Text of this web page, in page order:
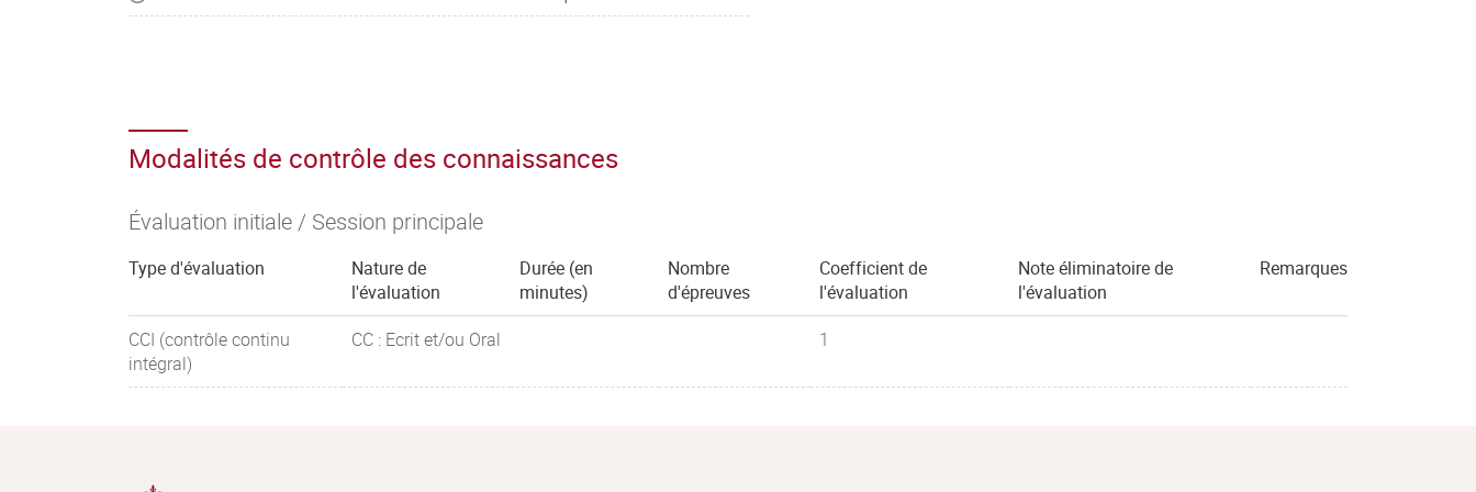
Modalités de contrôle des connaissances
Évaluation initiale / Session principale
Type d'évaluation
Nature de
l'évaluation
Durée (en
minutes)
Nombre
d'épreuves
Coefficient de
l'évaluation
Note éliminatoire de
l'évaluation
Remarques
CCI (contrôle continu
intégral)
CC : Ecrit et/ou Oral 1